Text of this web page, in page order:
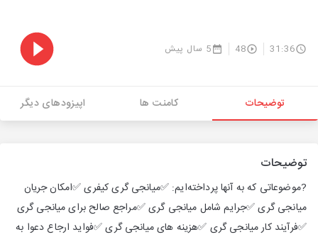
31:36
48 5 سال پیش
توضیحات کامنت ها اپیزودهای دیگر
توضیحات
?موضوعاتی که به آنها پرداخته‌ایم: ✅میانجی گری کیفری ✅امکان جریان
میانجی گری ✅جرایم شامل میانجی گری ✅مراجع صالح برای میانجی گری
✅فرآیند کار میانجی گری ✅هزینه های میانجی گری ✅فواید ارجاع دعوا به